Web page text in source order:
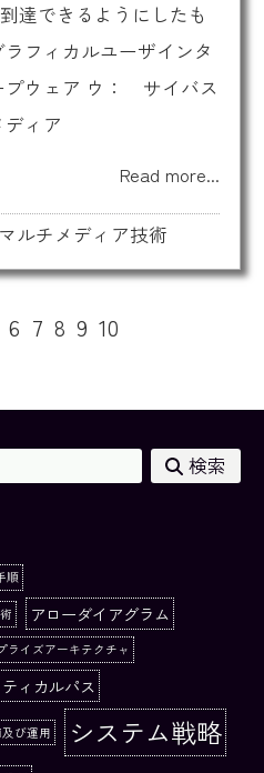
達できるようにしたも
フィカルユーザインタ
ウェア ウ： サイバス
ィア
Read more...
マルチメディア技術
6 7 8 9 10
検索
順
アローダイアグラム
ライズアーキテクチャ
ィカルパス
び運用 システム戦略